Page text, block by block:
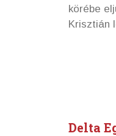
körébe
Krisztián
Delta